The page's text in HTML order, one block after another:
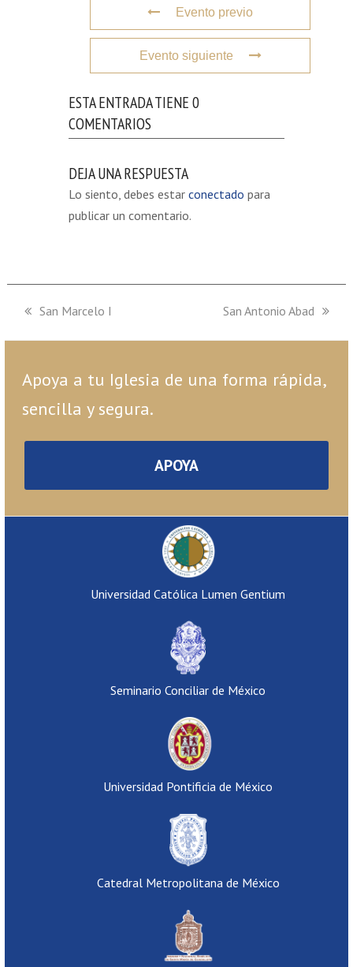
Evento previo
Evento siguiente
ESTA ENTRADA TIENE 0
COMENTARIOS
DEJA UNA RESPUESTA
Lo siento, debes estar conectado para
publicar un comentario.
previous
San Marcelo I
next
San Antonio Abad
Apoya a tu Iglesia de una forma rápida,
sencilla y segura.
APOYA
Universidad Católica Lumen Gentium
Seminario Conciliar de México
Universidad Pontificia de México
Catedral Metropolitana de México